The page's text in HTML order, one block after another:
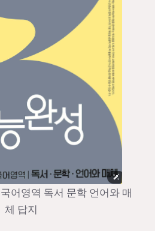
어영역 독서 문학 언어와 매
체 답지